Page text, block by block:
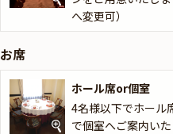
へ変更可）
お席
ホール席or個室
4名様以下でホール
で個室へご案内いた